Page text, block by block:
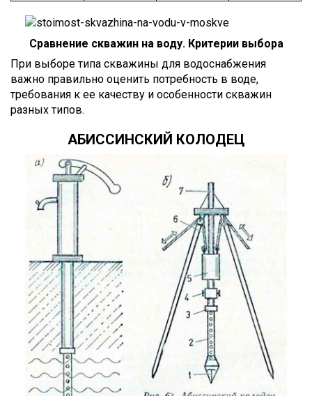
Сравнение скважин на воду. Критерии выбора
При выборе типа скважины для водоснабжения
важно правильно оценить потребность в воде,
требования к ее качеству и особенности скважин
разных типов.
АБИССИНСКИЙ КОЛОДЕЦ